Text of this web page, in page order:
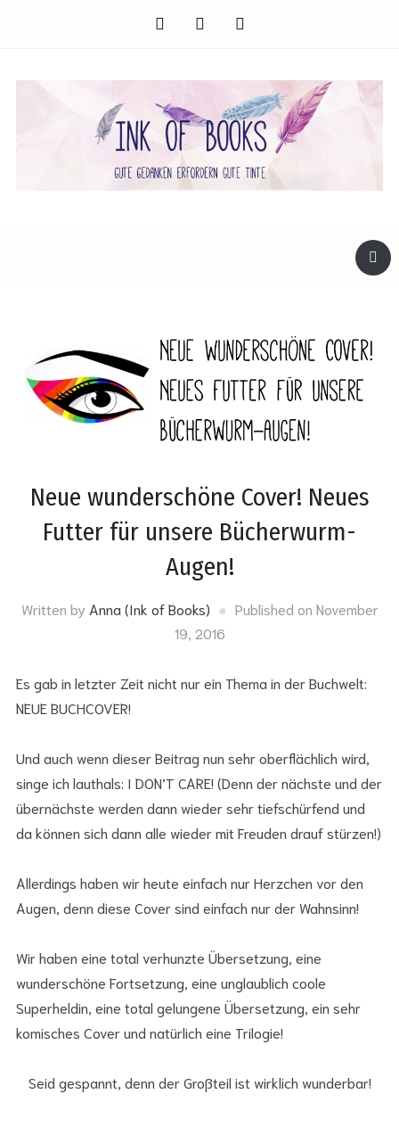
facebook twitter instagram
Neue wunderschöne Cover! Neues
Futter für unsere Bücherwurm-
Augen!
Written by Anna (Ink of Books) Published on November
19, 2016
Es gab in letzter Zeit nicht nur ein Thema in der Buchwelt:
NEUE BUCHCOVER!
Und auch wenn dieser Beitrag nun sehr oberflächlich wird,
singe ich lauthals: I DON’T CARE! (Denn der nächste und der
übernächste werden dann wieder sehr tiefschürfend und
da können sich dann alle wieder mit Freuden drauf stürzen!)
Allerdings haben wir heute einfach nur Herzchen vor den
Augen, denn diese Cover sind einfach nur der Wahnsinn!
Wir haben eine total verhunzte Übersetzung, eine
wunderschöne Fortsetzung, eine unglaublich coole
Superheldin, eine total gelungene Übersetzung, ein sehr
komisches Cover und natürlich eine Trilogie!
Seid gespannt, denn der Großteil ist wirklich wunderbar!